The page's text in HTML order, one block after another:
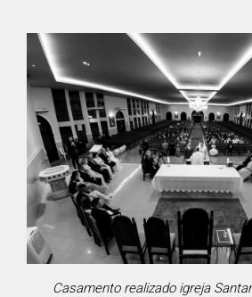
Casamento realizado igreja